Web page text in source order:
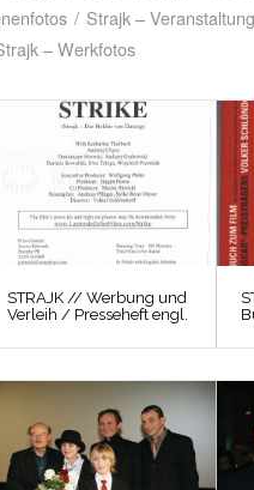
/ Strajk –
– Werkfotos
STRAJK // Werbung und
Verleih / Presseheft engl.